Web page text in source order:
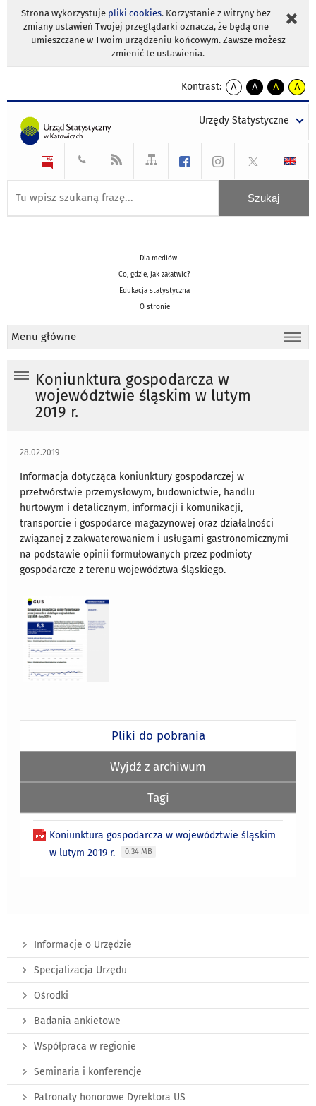
Strona wykorzystuje pliki cookies. Korzystanie z witryny bez
zmiany ustawień Twojej przeglądarki oznacza, że będą one
umieszczane w Twoim urządzeniu końcowym. Zawsze możesz
zmienić te ustawienia.
Kontrast:
A
kontrast
A
kontrast
tekst
czarnym
A
kontrast
tekst
czarnym
A
tekst
żółtym
Urzędy Statystyczne
Dla mediów
Co, gdzie, jak załatwić?
Edukacja statystyczna
O stronie
Menu główne
Koniunktura gospodarcza w
województwie śląskim w lutym
2019 r.
28.02.2019
Informacja dotycząca koniunktury gospodarczej w
przetwórstwie przemysłowym, budownictwie, handlu
hurtowym i detalicznym, informacji i komunikacji,
transporcie i gospodarce magazynowej oraz działalności
związanej z zakwaterowaniem i usługami gastronomicznymi
na podstawie opinii formułowanych przez podmioty
gospodarcze z terenu województwa śląskiego.
Pliki do pobrania
Wyjdź z archiwum
Tagi
Koniunktura gospodarcza w województwie śląskim
w lutym 2019 r.
0.34 MB
Informacje o Urzędzie
Specjalizacja Urzędu
Ośrodki
Badania ankietowe
Współpraca w regionie
Seminaria i konferencje
Patronaty honorowe Dyrektora US